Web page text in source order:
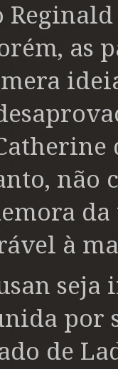
as
não
à
por
de